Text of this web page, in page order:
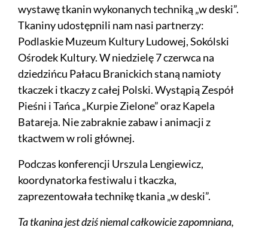
wystawę tkanin wykonanych techniką „w deski”.
Tkaniny udostępnili nam nasi partnerzy:
Podlaskie Muzeum Kultury Ludowej, Sokólski
Ośrodek Kultury. W niedzielę 7 czerwca na
dziedzińcu Pałacu Branickich staną namioty
tkaczek i tkaczy z całej Polski. Wystąpią Zespół
Pieśni i Tańca „Kurpie Zielone” oraz Kapela
Batareja. Nie zabraknie zabaw i animacji z
tkactwem w roli głównej.
Podczas konferencji Urszula Lengiewicz,
koordynatorka festiwalu i tkaczka,
zaprezentowała technikę tkania „w deski”.
Ta tkanina jest dziś niemal całkowicie zapomniana,